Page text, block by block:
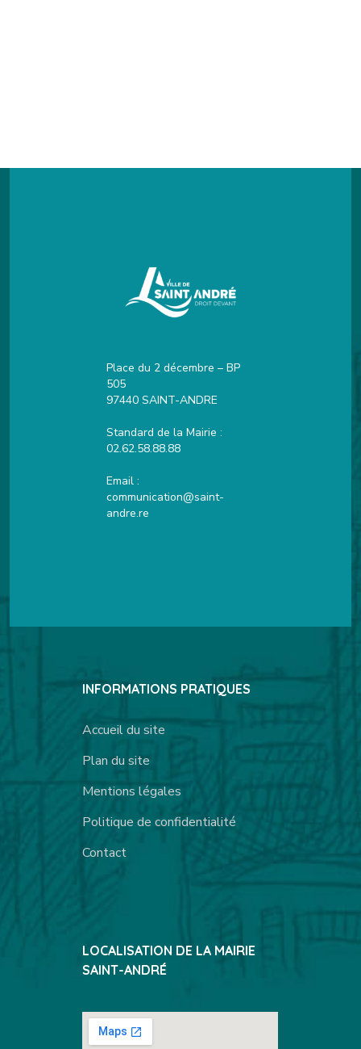
Place du 2 décembre – BP
505
97440 SAINT-ANDRE
Standard de la Mairie :
02.62.58.88.88
Email :
communication@saint-
andre.re
INFORMATIONS PRATIQUES
Accueil du site
Plan du site
Mentions légales
Politique de confidentialité
Contact
LOCALISATION DE LA MAIRIE
SAINT-ANDRÉ